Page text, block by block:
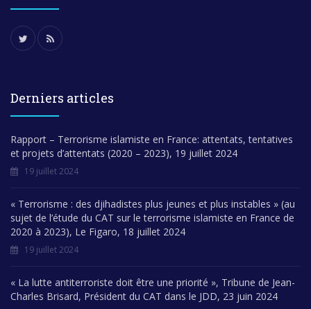
Derniers articles
Rapport – Terrorisme islamiste en France: attentats, tentatives
et projets d’attentats (2020 – 2023), 19 juillet 2024
19 juillet 2024
« Terrorisme : des djihadistes plus jeunes et plus instables » (au
sujet de l’étude du CAT sur le terrorisme islamiste en France de
2020 à 2023), Le Figaro, 18 juillet 2024
19 juillet 2024
« La lutte antiterroriste doit être une priorité », Tribune de Jean-
Charles Brisard, Président du CAT dans le JDD, 23 juin 2024